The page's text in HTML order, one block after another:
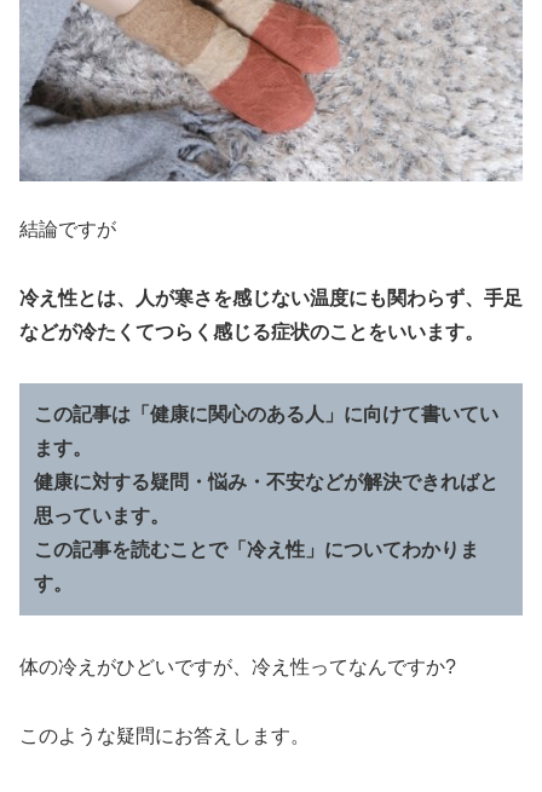
結論ですが
冷え性とは、人が寒さを感じない温度にも関わらず、手足
などが冷たくてつらく感じる症状のことをいいます。
この記事は「健康に関心のある人」に向けて書いてい
ます。
健康に対する疑問・悩み・不安などが解決できればと
思っています。
この記事を読むことで「冷え性」についてわかりま
す。
体の冷えがひどいですが、冷え性ってなんですか?
このような疑問にお答えします。